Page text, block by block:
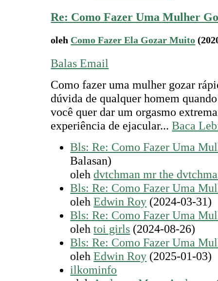
Re: Como Fazer Uma Mulher
oleh Como Fazer Ela Gozar Muito
Balas Email
Como fazer uma mulher gozar
dúvida de qualquer homem
você quer dar um orgasmo
experiência de ejacular...Baca
Bls: Re: Como Fazer Uma
Balasan)
oleh dvtchman mr the
Bls: Re: Como Fazer Uma
olehEdwin Roy (2024-03-31)
Bls: Re: Como Fazer Uma
olehtoi girls (2024-08-26)
Bls: Re: Como Fazer Uma
olehEdwin Roy (2025-01-03)
ilkominfo